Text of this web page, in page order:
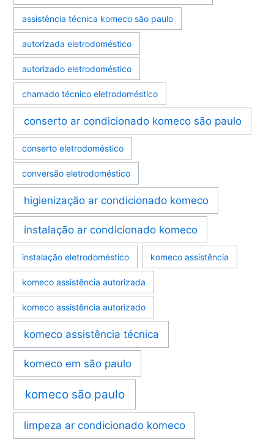
assistência técnica komeco são paulo
autorizada eletrodoméstico
autorizado eletrodoméstico
chamado técnico eletrodoméstico
conserto ar condicionado komeco são paulo
conserto eletrodoméstico
conversão eletrodoméstico
higienização ar condicionado komeco
instalação ar condicionado komeco
instalação eletrodoméstico komeco assistência
komeco assistência autorizada
komeco assistência autorizado
komeco assistência técnica
komeco em são paulo
komeco são paulo
limpeza ar condicionado komeco